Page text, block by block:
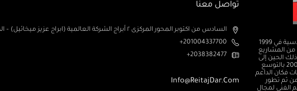
بدأت نشاطها بالأستشارات الهندسية في 1999
من المشاريع
الحين إلى
الآن .وقد قامت شركة رتاچ عام 2003 بالتوسع
فكان الداعم
ثم تطور
الفني لمجال
تواصل معنا
السادس من اكتوبر المحور المركزى ٢ أبراج الشركة العالمية (ابراج عزيز ميخائيل) – الدور 2 مكتب رتاج
201004337700+
2038382477+
Info@ReitajDar.com